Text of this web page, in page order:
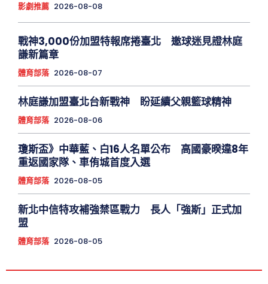
影劇推薦 2026-08-08
戰神3,000份加盟特報席捲臺北 邀球迷見證林庭
謙新篇章
體育部落 2026-08-07
林庭謙加盟臺北台新戰神 盼延續父親籃球精神
體育部落 2026-08-06
瓊斯盃》中華藍、白16人名單公布 高國豪暌違8年
重返國家隊、車侑城首度入選
體育部落 2026-08-05
新北中信特攻補強禁區戰力 長人「強斯」正式加
盟
體育部落 2026-08-05